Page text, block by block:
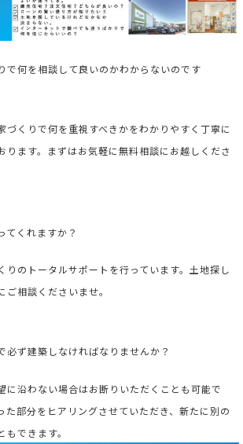
で何を相談して良いのかわからないのです
づくりで何を重視すべきかをわかりやすく丁寧に
ります。まずはお気軽に無料相談にお越しくださ
てくれますか？
のトータルサポートを行っています。 土地探し
相談くださいませ。
必ず建築しなければなりませんか？
に沿わない場合はお断りいただくことも可能で
た部分をヒアリングさせていただき、新たに別の
できます。